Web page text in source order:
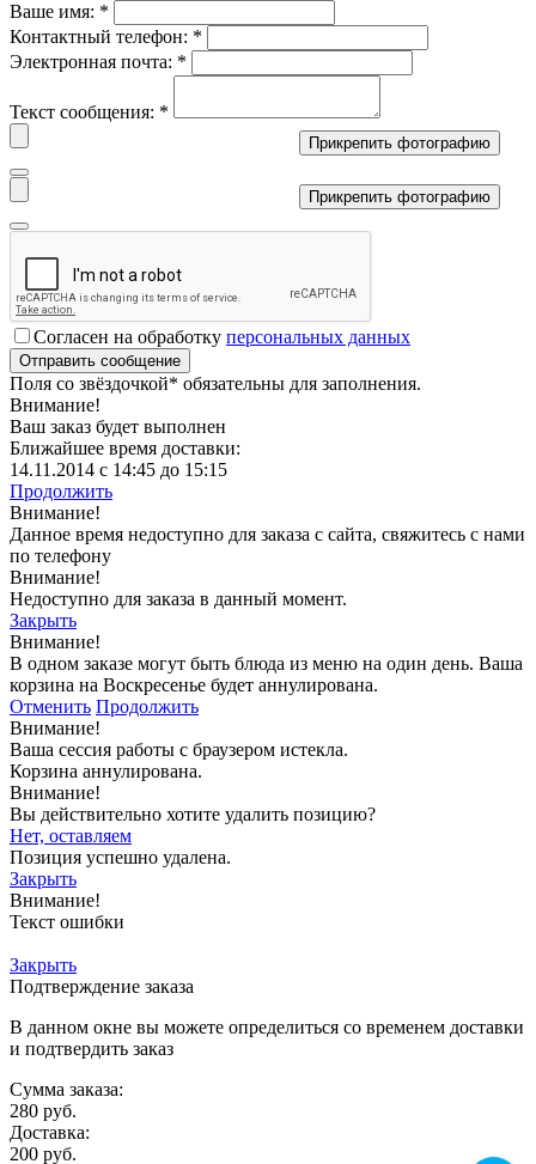
Ваше имя: *
Контактный телефон: *
Электронная почта: *
Текст сообщения: *
Прикрепить фотографию
Прикрепить фотографию
Согласен на обработку персональных данных
Поля со звёздочкой* обязательны для заполнения.
Внимание!
Ваш заказ будет выполнен
Ближайшее время доставки:
14.11.2014 с 14:45 до 15:15
Продолжить
Внимание!
Данное время недоступно для заказа с сайта, свяжитесь с нами
по телефону
Внимание!
Недоступно для заказа в данный момент.
Закрыть
Внимание!
В одном заказе могут быть блюда из меню на один день. Ваша
корзина на Воскресенье будет аннулирована.
Отменить Продолжить
Внимание!
Ваша сессия работы с браузером истекла.
Корзина аннулирована.
Внимание!
Вы действительно хотите удалить позицию?
Нет, оставляем
Позиция успешно удалена.
Закрыть
Внимание!
Текст ошибки
Закрыть
Подтверждение заказа
В данном окне вы можете определиться со временем доставки
и подтвердить заказ
Сумма заказа:
280 руб.
Доставка:
200 руб.